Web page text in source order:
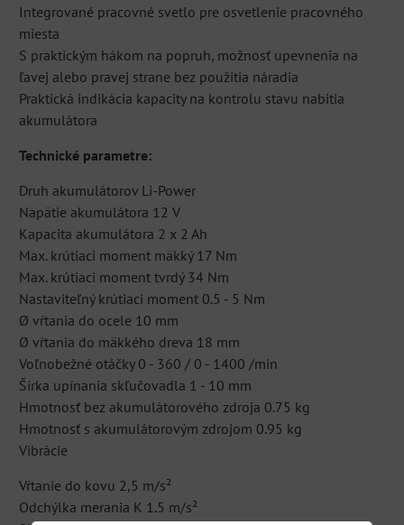
Integrované pracovné svetlo pre osvetlenie pracovného
miesta
S praktickým hákom na popruh, možnosť upevnenia na
ľavej alebo pravej strane bez použitia náradia
Praktická indikácia kapacity na kontrolu stavu nabitia
akumulátora
Technické parametre:
Druh akumulátorov Li-Power
Napätie akumulátora 12 V
Kapacita akumulátora 2 x 2 Ah
Max. krútiaci moment mäkký 17 Nm
Max. krútiaci moment tvrdý 34 Nm
Nastaviteľný krútiaci moment 0.5 - 5 Nm
Ø vŕtania do ocele 10 mm
Ø vŕtania do mäkkého dreva 18 mm
Voľnobežné otáčky 0 - 360 / 0 - 1400 /min
Šírka upínania skľučovadla 1 - 10 mm
Hmotnosť bez akumulátorového zdroja 0.75 kg
Hmotnosť s akumulátorovým zdrojom 0.95 kg
Vibrácie
Vŕtanie do kovu 2,5 m/s²
Odchýlka merania K 1.5 m/s²